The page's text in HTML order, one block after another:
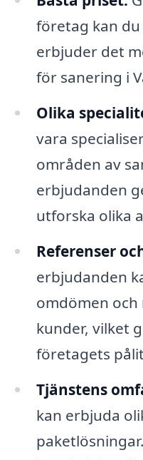
företag kan
erbjuder det
för sanering i
Olika
vara
områden av
erbjudanden
utforska olika
Referenser
erbjudanden
omdömen
kunder, vilket
företagets
Tjänstens
kan erbjuda